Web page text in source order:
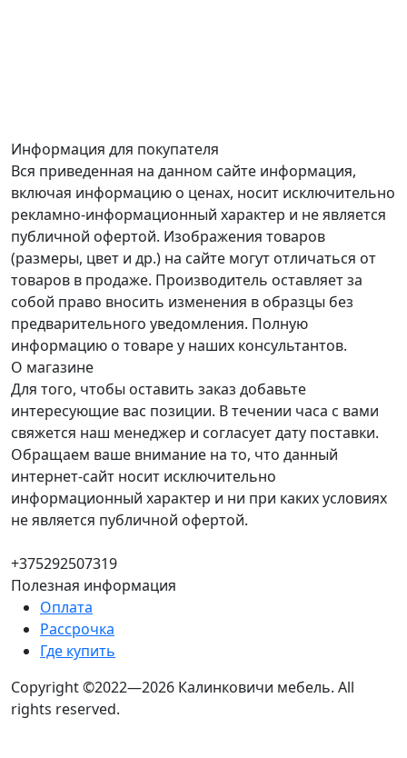
Информация для покупателя
Вся приведенная на данном сайте информация,
включая информацию о ценах, носит исключительно
рекламно-информационный характер и не является
публичной офертой. Изображения товаров
(размеры, цвет и др.) на сайте могут отличаться от
товаров в продаже. Производитель оставляет за
собой право вносить изменения в образцы без
предварительного уведомления. Полную
информацию о товаре у наших консультантов.
О магазине
Для того, чтобы оставить заказ добавьте
интересующие вас позиции. В течении часа с вами
свяжется наш менеджер и согласует дату поставки.
Обращаем ваше внимание на то, что данный
интернет-сайт носит исключительно
информационный характер и ни при каких условиях
не является публичной офертой.
+375292507319
Полезная информация
Оплата
Рассрочка
Где купить
Copyright ©2022—2026 Калинковичи мебель. All
rights reserved.